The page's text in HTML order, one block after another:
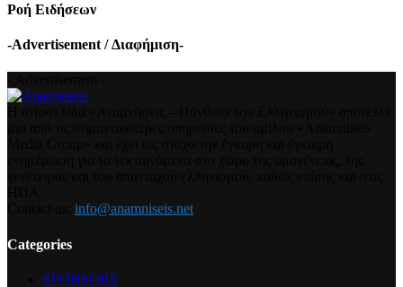
Ροή Ειδήσεων
-Advertisement / Διαφήμιση-
info@anamniseis.net
Categories
SPONSORS